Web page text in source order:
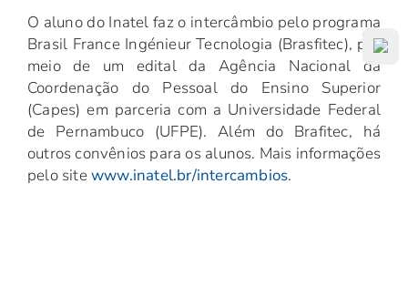
O aluno do Inatel faz o intercâmbio pelo programa
Brasil France Ingénieur Tecnologia (Brasfitec), por
meio de um edital da Agência Nacional da
Coordenação do Pessoal do Ensino Superior
(Capes) em parceria com a Universidade Federal
de Pernambuco (UFPE). Além do Brafitec, há
outros convênios para os alunos. Mais informações
pelo sitewww.inatel.br/intercambios.